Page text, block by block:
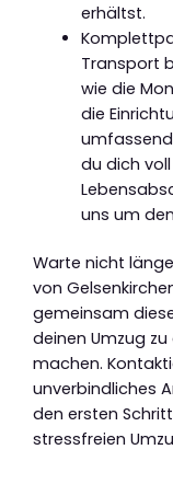
erhältst.
Transport
wie die
die
du dich
uns um
Warte nicht
von
gemeinsam
deinen Umzug
machen.
unverbindliches
den ersten
stressfreien